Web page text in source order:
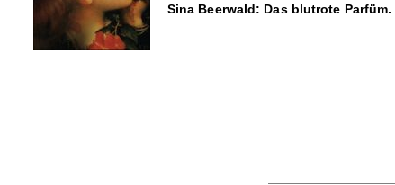
Sina Beerwald: Das blutrote Parfüm.